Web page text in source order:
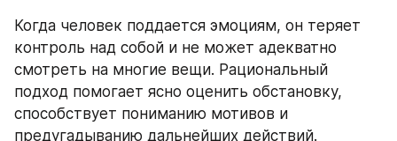
Когда человек поддается эмоциям, он теряет
контроль над собой и не может адекватно
смотреть на многие вещи. Рациональный
подход помогает ясно оценить обстановку,
способствует пониманию мотивов и
предугадыванию дальнейших действий.